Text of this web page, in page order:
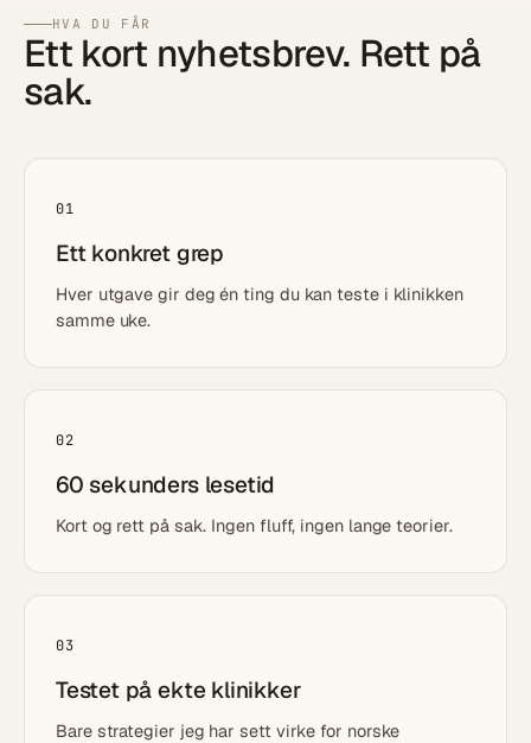
HVA DU FÅR
Ett kort nyhetsbrev. Rett på
sak.
01
Ett konkret grep
Hver utgave gir deg én ting du kan teste i klinikken
samme uke.
02
60 sekunders lesetid
Kort og rett på sak. Ingen fluff, ingen lange teorier.
03
Testet på ekte klinikker
Bare strategier jeg har sett virke for norske